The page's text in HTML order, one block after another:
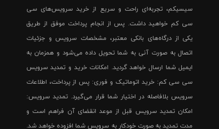
سیسیکم، تجربه‌ای راحت و سریع از خرید سرویس‌های سی
سی کم خواهید داشت. پس از انجام پرداخت موفق از طریق
یکی از درگاه‌های بانکی معتبر، مشخصات سرویس و جزئیات
اتصال به صورت آنی به شما تحویل داده می‌شود و همزمان به
ایمیل شما ارسال خواهد گردید. امکانات خرید و تمدید سرویس
سی سی کم: خرید اتوماتیک و فوری: پس از پرداخت، اطلاعات
سرویس بلافاصله در اختیار شما قرار می‌گیرد. تمدید سرویس:
امکان تمدید سرویس قبل از موعد انقضای آن فراهم است و
مدت تمدید به صورت خودکار به سرویس شما افزوده خواهد شد.